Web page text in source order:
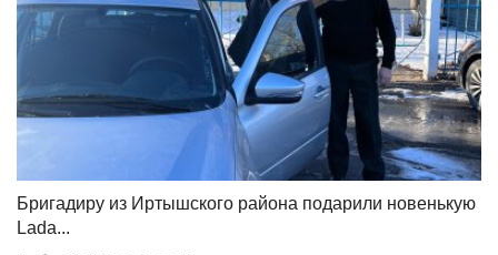
Бригадиру из Иртышского района подарили новенькую
Lada...